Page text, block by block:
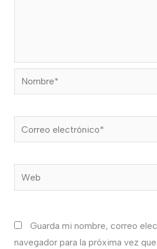
Nombre*
Correo
electrónico*
Web
Guarda mi nombre, correo
navegador para la próxima vez